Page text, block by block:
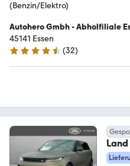
(Benzin/Elektro)
Autohero Gmbh - Abholfiliale
45141 Essen
4.7 Sterne
(32)
Land
P635